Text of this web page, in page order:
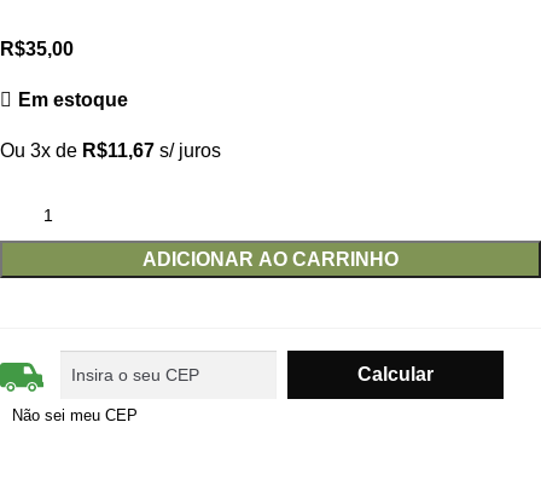
R$35,00
Em estoque
Ou 3x de R$11,67 s/ juros
ADICIONAR AO CARRINHO
Não sei meu CEP